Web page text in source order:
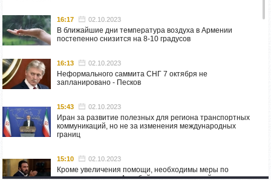
16:17 02.10.2023
В ближайшие дни температура воздуха в Армении
постепенно снизится на 8-10 градусов
16:13 02.10.2023
Неформального саммита СНГ 7 октября не
запланировано - Песков
15:43 02.10.2023
Иран за развитие полезных для региона транспортных
коммуникаций, но не за изменения международных
границ
15:10 02.10.2023
Кроме увеличения помощи, необходимы меры по
пресечению угроз Азербайджана: испанский депутат